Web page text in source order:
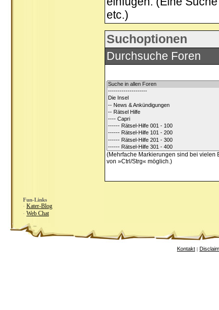
Fun-Links
· Kater-Blog
· Web Chat
etc.)
Suchoptionen
Durchsuche Foren
(Mehrfache Markierungen sind bei vielen
von »Ctrl/Strg« möglich.)
Kontakt |